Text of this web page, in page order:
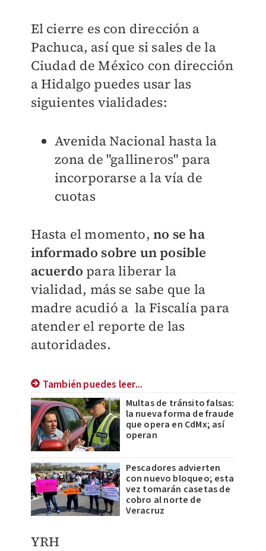
El cierre es con dirección a
Pachuca, así que si sales de la
Ciudad de México con dirección
a Hidalgo puedes usar las
siguientes vialidades:
Avenida Nacional hasta la
zona de "gallineros" para
incorporarse a la vía de
cuotas
Hasta el momento,no se ha
informado sobre un posible
acuerdo para liberar la
vialidad, más se sabe que la
madre acudió a la Fiscalía para
atender el reporte de las
autoridades.
También puedes leer...
Multas de tránsito falsas:
la nueva forma de fraude
que opera en CdMx; así
operan
Pescadores advierten
con nuevo bloqueo; esta
vez tomarán casetas de
cobro al norte de
Veracruz
YRH